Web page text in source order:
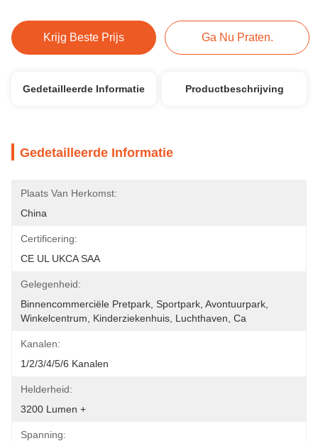
Krijg Beste Prijs Ga Nu Praten.
Gedetailleerde Informatie Productbeschrijving
Gedetailleerde Informatie
Plaats Van Herkomst:
China
Certificering:
CE UL UKCA SAA
Gelegenheid:
Binnencommerciële Pretpark, Sportpark, Avontuurpark,
Winkelcentrum, Kinderziekenhuis, Luchthaven, Ca
Kanalen:
1/2/3/4/5/6 Kanalen
Helderheid:
3200 Lumen +
Spanning: